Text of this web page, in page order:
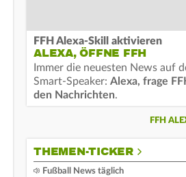
FFH Alexa-Skill aktivieren
ALEXA, ÖFFNE FFH
Immer die neuesten News auf
Smart-Speaker: Alexa, frage
den Nachrichten.
FFH
THEMEN-TICKER
Fußball News täglich